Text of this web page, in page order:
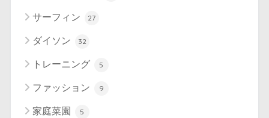
サーフィン 27
ダイソン 32
トレーニング 5
ファッション 9
家庭菜園 5